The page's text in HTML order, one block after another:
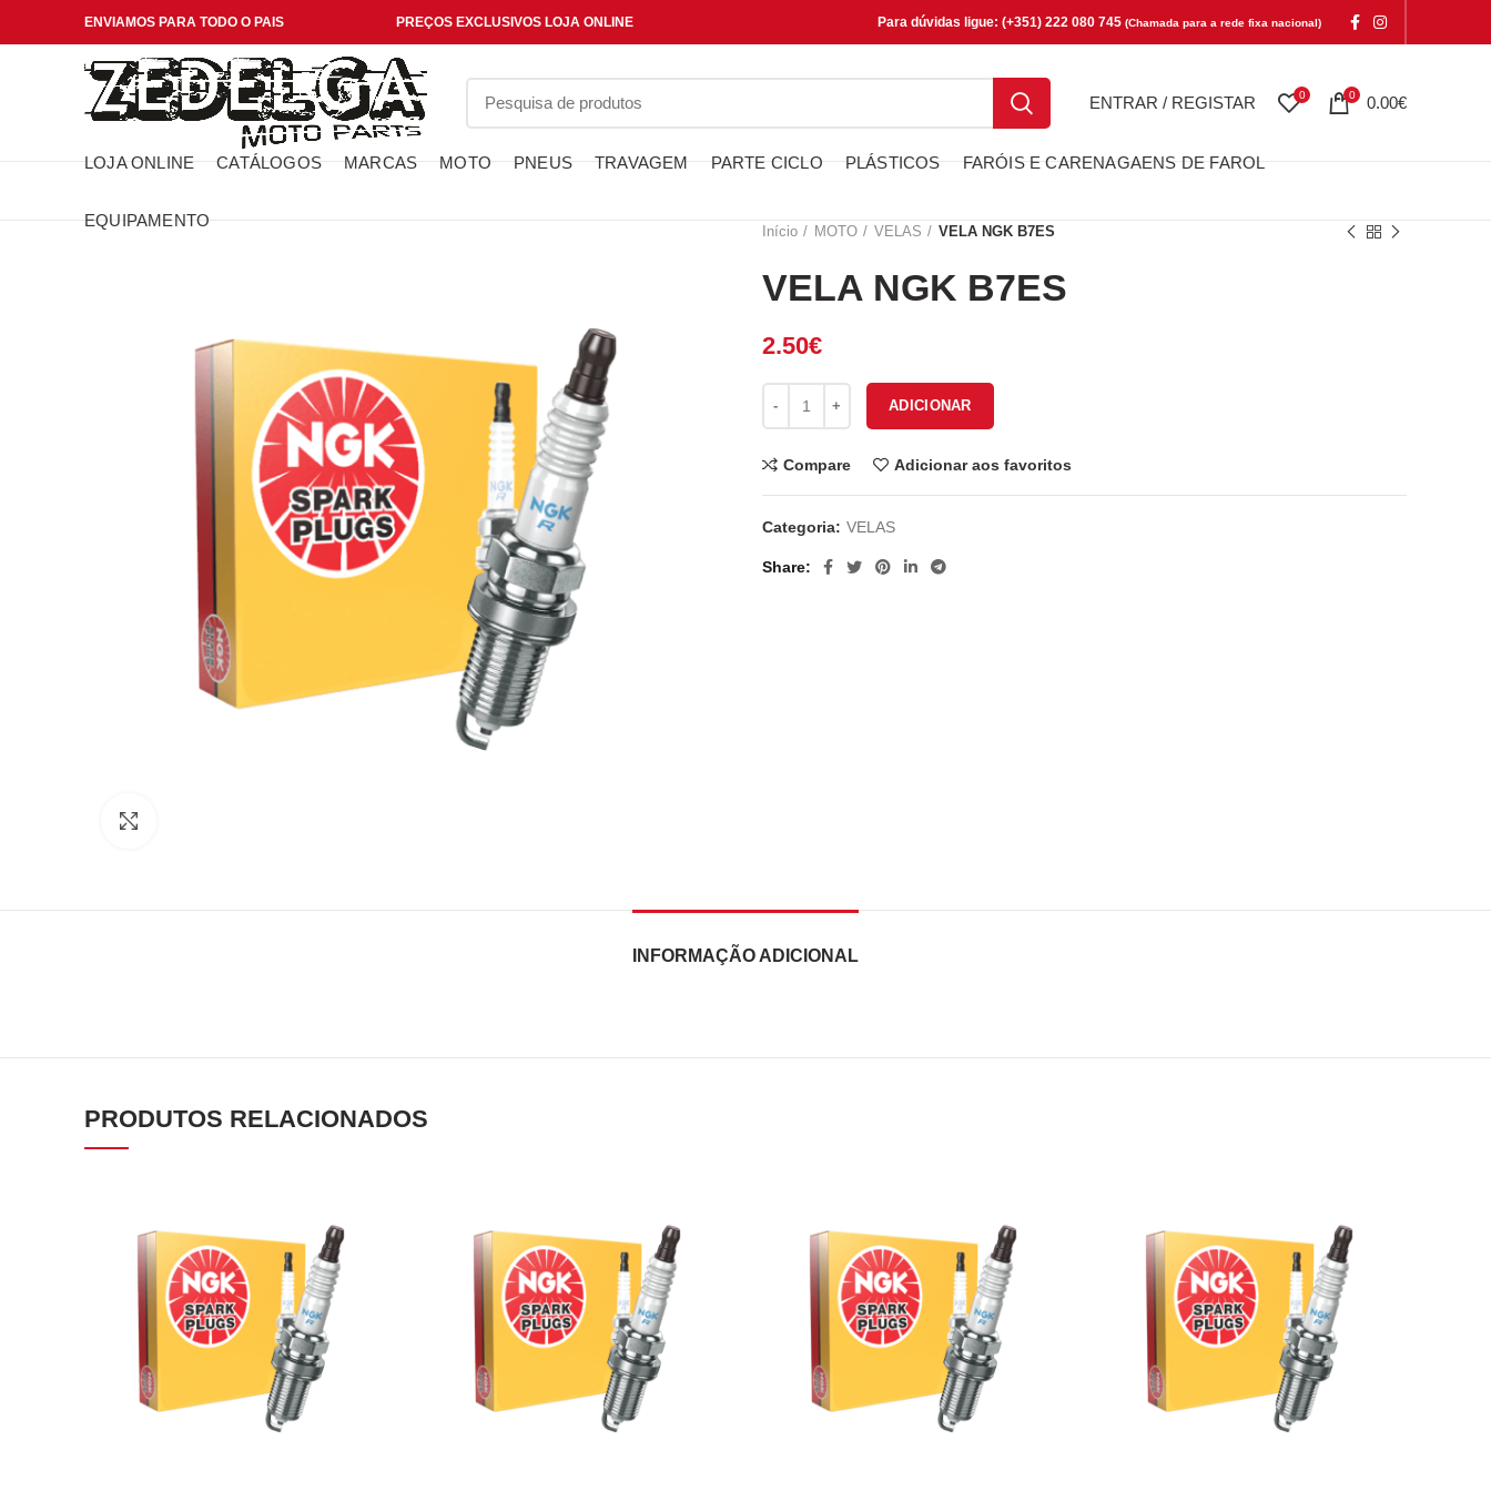
ENVIAMOS PARA TODO O PAIS PREÇOS EXCLUSIVOS LOJA ONLINE Para dúvidas ligue: (+351) 222 080 745 (Chamada para a rede fixa nacional)
ENTRAR / REGISTAR 0 0 0.00€
LOJA ONLINE CATÁLOGOS MARCAS MOTO PNEUS TRAVAGEM PARTE CICLO PLÁSTICOS FARÓIS E CARENAGAENS DE FAROL
EQUIPAMENTO
Início MOTO VELAS VELA NGK B7ES
VELA NGK B7ES
2.50€
ADICIONAR
Compare Adicionar aos favoritos
Categoria: VELAS
Share
INFORMAÇÃO ADICIONAL
PRODUTOS RELACIONADOS